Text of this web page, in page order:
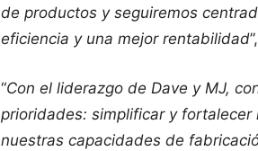
de productos y seguiremos
eficiencia y una mejor rentabilidad
“Con el liderazgo de Dave y MJ,
prioridades: simplificar y
nuestras capacidades de